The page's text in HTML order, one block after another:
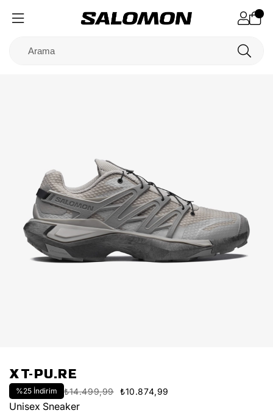
XT-PU.RE
%25 İndirim ₺14.499,99 ₺10.874,99
Unisex Sneaker